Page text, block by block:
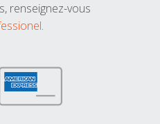
renseignez-vous
.